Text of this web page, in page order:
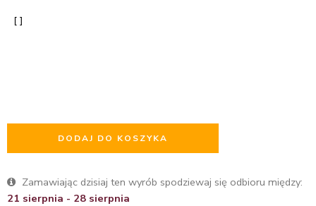
DODAJ DO KOSZYKA
Zamawiając dzisiaj ten wyrób spodziewaj się odbioru między:
21 sierpnia - 28 sierpnia